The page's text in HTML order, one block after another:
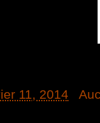
11, 2014